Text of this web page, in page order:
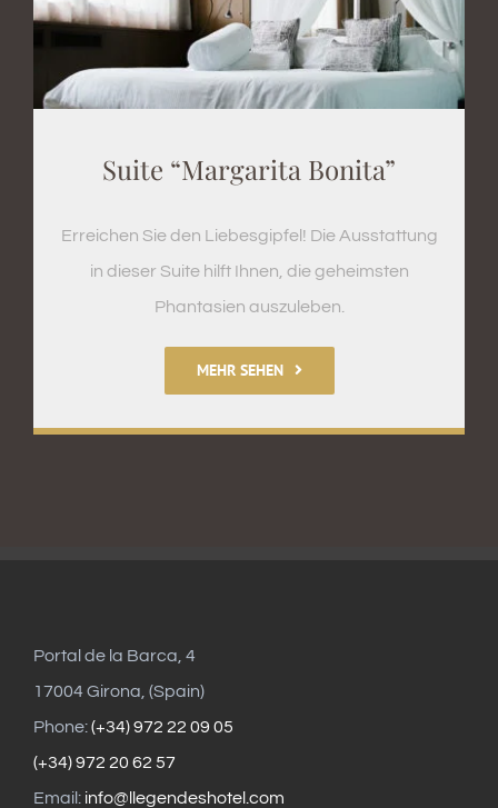
Suite “Margarita Bonita”
Erreichen Sie den Liebesgipfel! Die Ausstattung
in dieser Suite hilft Ihnen, die geheimsten
Phantasien auszuleben.
MEHR SEHEN
Portal de la Barca, 4
17004 Girona, (Spain)
Phone:(+34) 972 22 09 05
(+34) 972 20 62 57
Email: info@llegendeshotel.com